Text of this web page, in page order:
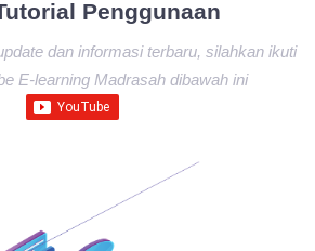
Penggunaan
dan informasi terbaru, silahkan ikuti
E-learning Madrasah dibawah ini